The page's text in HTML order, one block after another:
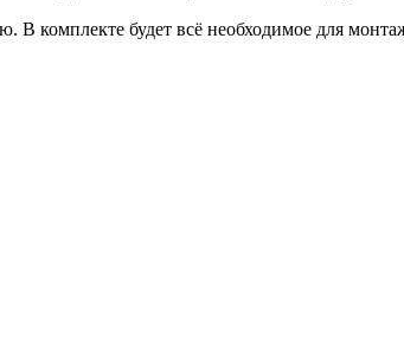
будет всё необходимое для